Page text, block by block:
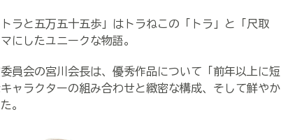
ラと五万五十五歩」はトラねこの「トラ」と「尺取
にしたユニークな物語。
員会の宮川会長は、優秀作品について「前年以上に短
ャラクターの組み合わせと緻密な構成、そして鮮やか
。